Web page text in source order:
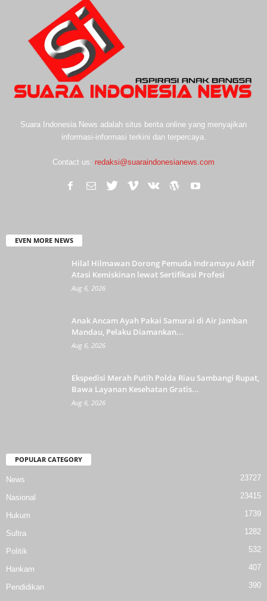
Suara Indonesia News adalah situs berita online yang menyajikan
informasi-informasi terkini dan terpercaya.
Contact us: redaksi@suaraindonesianews.com
EVEN MORE NEWS
Hilal Hilmawan Dorong Pemuda Indramayu Aktif
Atasi Kemiskinan lewat Sertifikasi Profesi
Aug 6, 2026
Anak Ancam Ayah Pakai Samurai di Air Jamban
Mandau, Pelaku Diamankan...
Aug 6, 2026
Ekspedisi Merah Putih Polda Riau Sambangi Rupat,
Bawa Layanan Kesehatan Gratis...
Aug 6, 2026
POPULAR CATEGORY
News 23727
Nasional 23415
Hukum 1739
Sultra 1282
Politik 532
Hankam 407
Pendidikan 390